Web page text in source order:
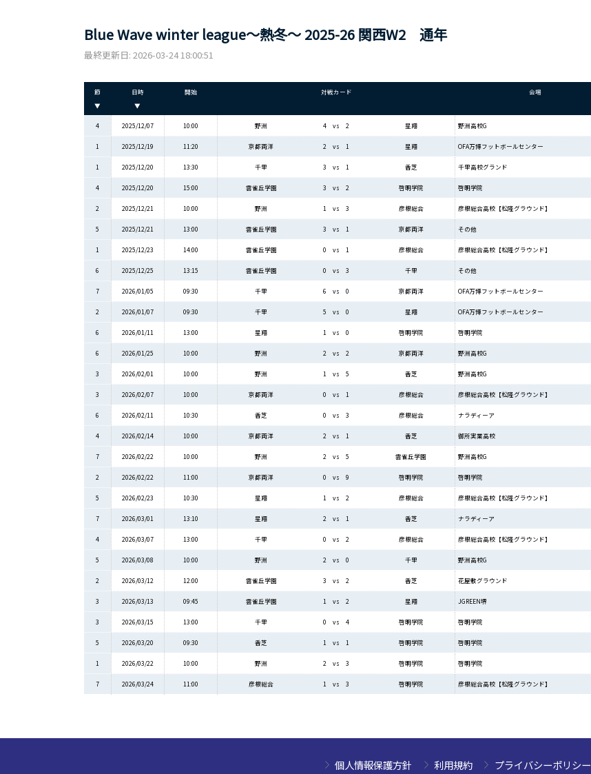
Blue Wave winter league～熱冬～ 2025-26 関西W2 通年
最終更新日: 2026-03-24 18:00:51
節
▼
日時
▼
開始 対戦カード 会場
4 2025/12/07 10:00 野洲 4 vs 2 星翔 野洲高校G
1 2025/12/19 11:20 京都両洋 2 vs 1 星翔 OFA万博フットボールセンター
1 2025/12/20 13:30 千里 3 vs 1 香芝 千里高校グランド
4 2025/12/20 15:00 雲雀丘学園 3 vs 2 啓明学院 啓明学院
2 2025/12/21 10:00 野洲 1 vs 3 彦根総合 彦根総合高校【松隆グラウンド】
5 2025/12/21 13:00 雲雀丘学園 3 vs 1 京都両洋 その他
1 2025/12/23 14:00 雲雀丘学園 0 vs 1 彦根総合 彦根総合高校【松隆グラウンド】
6 2025/12/25 13:15 雲雀丘学園 0 vs 3 千里 その他
7 2026/01/05 09:30 千里 6 vs 0 京都両洋 OFA万博フットボールセンター
2 2026/01/07 09:30 千里 5 vs 0 星翔 OFA万博フットボールセンター
6 2026/01/11 13:00 星翔 1 vs 0 啓明学院 啓明学院
6 2026/01/25 10:00 野洲 2 vs 2 京都両洋 野洲高校G
3 2026/02/01 10:00 野洲 1 vs 5 香芝 野洲高校G
3 2026/02/07 10:00 京都両洋 0 vs 1 彦根総合 彦根総合高校【松隆グラウンド】
6 2026/02/11 10:30 香芝 0 vs 3 彦根総合 ナラディーア
4 2026/02/14 10:00 京都両洋 2 vs 1 香芝 御所実業高校
7 2026/02/22 10:00 野洲 2 vs 5 雲雀丘学園 野洲高校G
2 2026/02/22 11:00 京都両洋 0 vs 9 啓明学院 啓明学院
5 2026/02/23 10:30 星翔 1 vs 2 彦根総合 彦根総合高校【松隆グラウンド】
7 2026/03/01 13:10 星翔 2 vs 1 香芝 ナラディーア
4 2026/03/07 13:00 千里 0 vs 2 彦根総合 彦根総合高校【松隆グラウンド】
5 2026/03/08 10:00 野洲 2 vs 0 千里 野洲高校G
2 2026/03/12 12:00 雲雀丘学園 3 vs 2 香芝 花屋敷グラウンド
3 2026/03/13 09:45 雲雀丘学園 1 vs 2 星翔 JGREEN堺
3 2026/03/15 13:00 千里 0 vs 4 啓明学院 啓明学院
5 2026/03/20 09:30 香芝 1 vs 1 啓明学院 啓明学院
1 2026/03/22 10:00 野洲 2 vs 3 啓明学院 啓明学院
7 2026/03/24 11:00 彦根総合 1 vs 3 啓明学院 彦根総合高校【松隆グラウンド】
個人情報保護方針 利用規約 プライバシーポリシー